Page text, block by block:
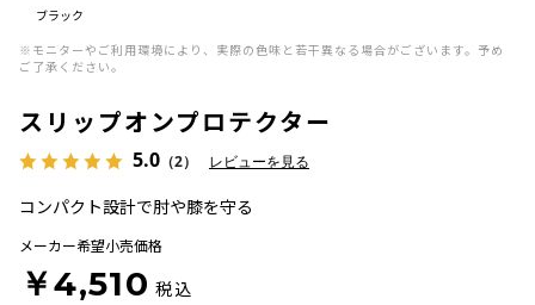
ブラック
※モニターやご利用環境により、実際の色味と若干異なる場合がございます。予め
ご了承ください。
コンパクト設計で肘や膝を守る
スリップオンプロテクター
5.0 （2） レビューを見る
メーカー希望小売価格
￥4,510 税込